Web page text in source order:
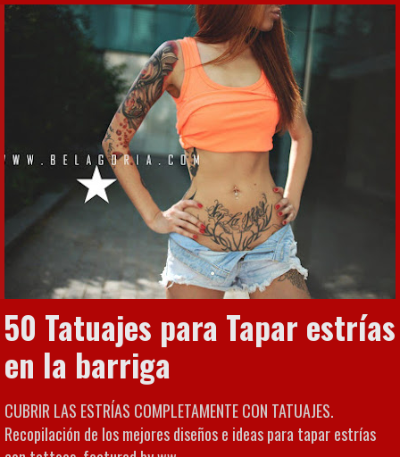
50 Tatuajes para Tapar estrías
en la barriga
CUBRIR LAS ESTRÍAS COMPLETAMENTE CON TATUAJES.
Recopilación de los mejores diseños e ideas para tapar estrías